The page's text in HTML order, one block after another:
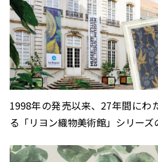
1998年の発売以来、27年間にわ
る 「リヨン織物美術館」シリーズ